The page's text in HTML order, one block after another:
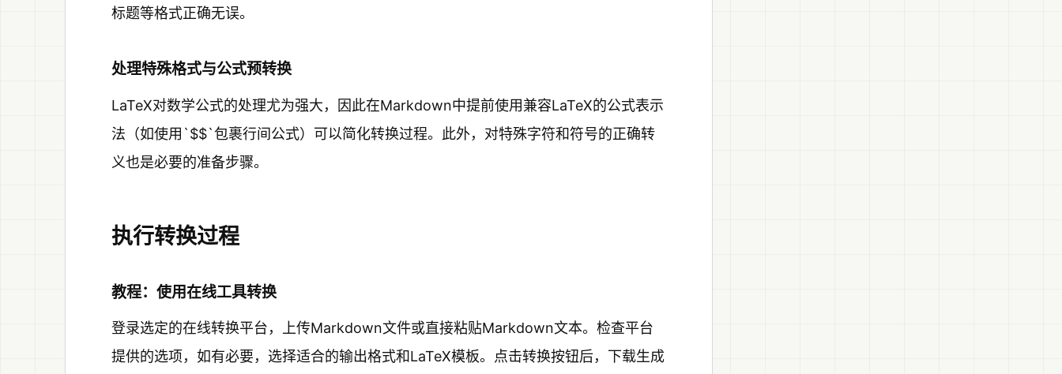
标题等格式正确无误。
处理特殊格式与公式预转换
LaTeX对数学公式的处理尤为强大，因此在Markdown中提前使用兼容LaTeX的公式表示
法（如使用`$$`包裹行间公式）可以简化转换过程。此外，对特殊字符和符号的正确转
义也是必要的准备步骤。
执行转换过程
教程：使用在线工具转换
登录选定的在线转换平台，上传Markdown文件或直接粘贴Markdown文本。检查平台
提供的选项，如有必要，选择适合的输出格式和LaTeX模板。点击转换按钮后，下载生成